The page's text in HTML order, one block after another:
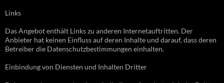
Links
Das Angebot enthält Links zu anderen Internetauftritten. Der
Anbieter hat keinen Einfluss auf deren Inhalte und darauf, dass deren
Betreiber die Datenschutzbestimmungen einhalten.
Einbindung von Diensten und Inhalten Dritter